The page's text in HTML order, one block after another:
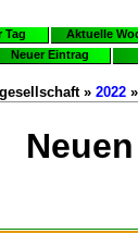
Tag Aktuelle
Neuer Eintrag
» 2022 »